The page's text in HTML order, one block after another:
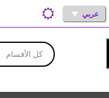
عربي
كل الأقسام